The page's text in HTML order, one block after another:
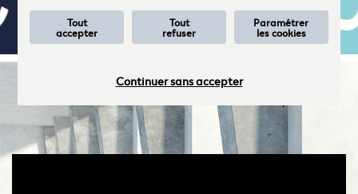
Tout
accepter
Tout
refuser
Paramétrer
les cookies
Continuer sans accepter